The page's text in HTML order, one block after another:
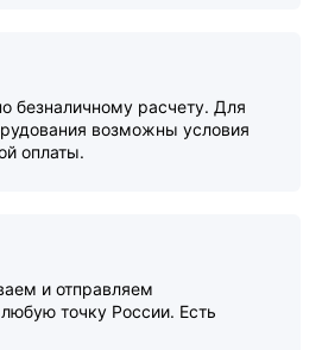
безналичному расчету. Для
возможны условия
оплаты.
и отправляем
точку России. Есть